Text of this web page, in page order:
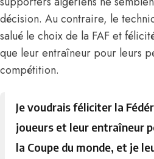
décision. Au contraire, le
salué le choix de la FAF et
que leur entraîneur pour leurs
compétition.
Je voudrais féliciter la
joueurs et leur entraîneur
la Coupe du monde, et je